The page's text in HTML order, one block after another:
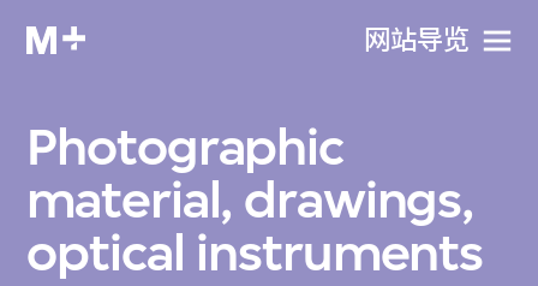
网站导览
Photographic
material, drawings,
optical instruments